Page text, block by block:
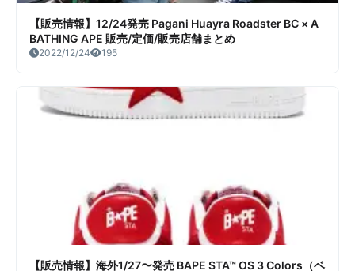
【販売情報】12/24発売 Pagani Huayra Roadster BC × A
BATHING APE 販売/定価/販売店舗まとめ
2022/12/24 195
【販売情報】海外1/27〜発売 BAPE STA™ OS 3 Colors（ベ